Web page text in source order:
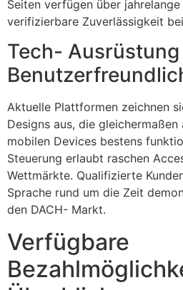
Seiten verfügen über
verifizierbare Zuverlässigkeit
Tech-
Aktuelle Plattformen zeichnen
Designs aus, die gleichermaßen
mobilen Devices bestens
Steuerung erlaubt raschen
Wettmärkte. Qualifizierte
Sprache rund um die Zeit
den DACH- Markt.
Verfügbare